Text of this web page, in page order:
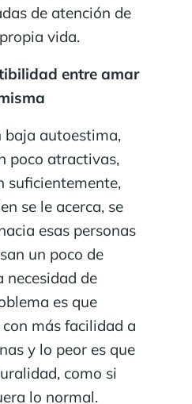
de atención de
vida.
entre amar
baja autoestima,
poco atractivas,
suficientemente,
se le acerca, se
esas personas
un poco de
necesidad de
es que
más facilidad a
y lo peor es que
como si
lo normal.